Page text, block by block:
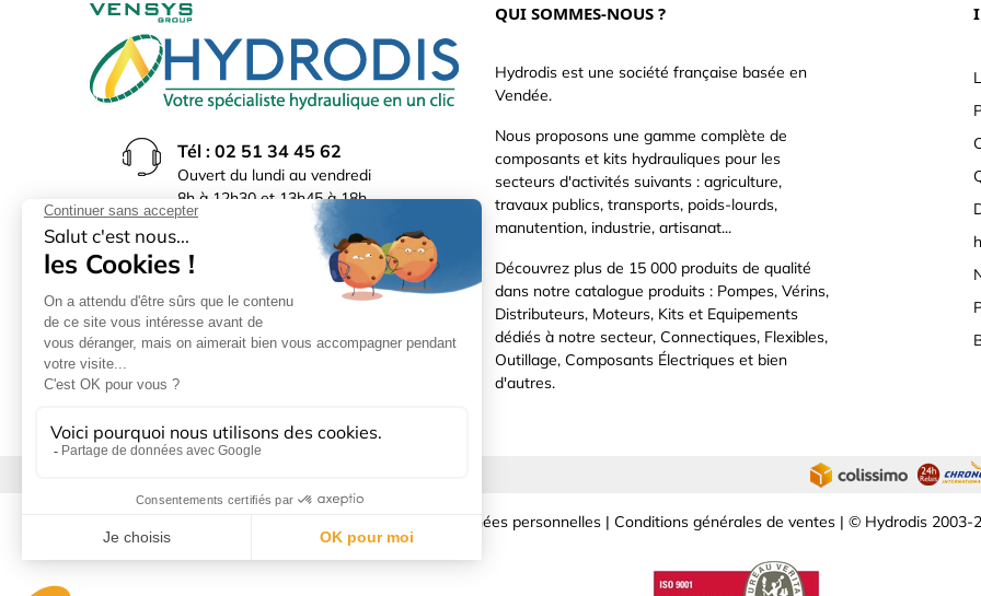
Tél : 02 51 34 45 62
Ouvert du lundi au vendredi
8h à 12h30 et 13h45 à 18h
(17h30 le vendredi)
Rue du Bocage La Ribotière
85170 Le Poiré sur Vie
QUI SOMMES-NOUS ?
Hydrodis est une société française basée en
Vendée.
Nous proposons une gamme complète de
composants et kits hydrauliques pour les
secteurs d'activités suivants : agriculture,
travaux publics, transports, poids-lourds,
manutention, industrie, artisanat...
Découvrez plus de 15 000 produits de qualité
dans notre catalogue produits : Pompes, Vérins,
Distributeurs, Moteurs, Kits et Equipements
dédiés à notre secteur, Connectiques, Flexibles,
Outillage, Composants Électriques et bien
d'autres.
Données personnelles | Conditions générales de ventes | © Hydrodis 2003-